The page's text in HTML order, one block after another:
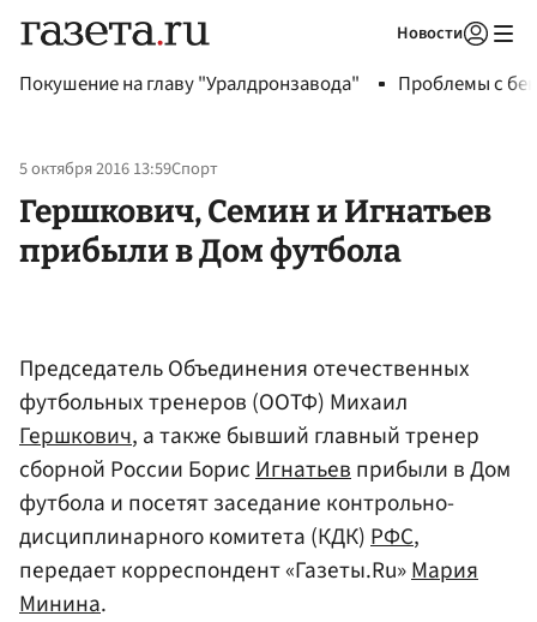
Новости
Покушение на главу "Уралдронзавода" Проблемы с
5 октября 2016 13:59Спорт
Гершкович, Семин и Игнатьев
прибыли в Дом футбола
Председатель Объединения отечественных
футбольных тренеров (ООТФ) Михаил
Гершкович, а также бывший главный тренер
сборной России БорисИгнатьевприбыли в Дом
футбола и посетят заседание контрольно-
дисциплинарного комитета (КДК)РФС,
передает корреспондент «Газеты.Ru»Мария
Минина.